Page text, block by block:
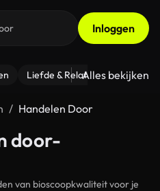
Inloggen
Liefde & Relaties - Fitness
Alles bekijken
Handelen Door
door-
van bioscoopkwaliteit voor je